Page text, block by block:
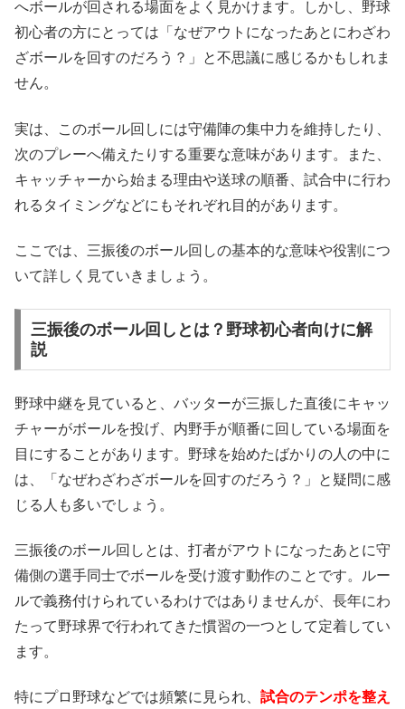
へボールが回される場面をよく見かけます。しかし、野球
初心者の方にとっては「なぜアウトになったあとにわざわ
ざボールを回すのだろう？」と不思議に感じるかもしれま
せん。
実は、このボール回しには守備陣の集中力を維持したり、
次のプレーへ備えたりする重要な意味があります。また、
キャッチャーから始まる理由や送球の順番、試合中に行わ
れるタイミングなどにもそれぞれ目的があります。
ここでは、三振後のボール回しの基本的な意味や役割につ
いて詳しく見ていきましょう。
三振後のボール回しとは？野球初心者向けに解
説
野球中継を見ていると、バッターが三振した直後にキャッ
チャーがボールを投げ、内野手が順番に回している場面を
目にすることがあります。野球を始めたばかりの人の中に
は、「なぜわざわざボールを回すのだろう？」と疑問に感
じる人も多いでしょう。
三振後のボール回しとは、打者がアウトになったあとに守
備側の選手同士でボールを受け渡す動作のことです。ルー
ルで義務付けられているわけではありませんが、長年にわ
たって野球界で行われてきた慣習の一つとして定着してい
ます。
特にプロ野球などでは頻繁に見られ、 試合のテンポを整え